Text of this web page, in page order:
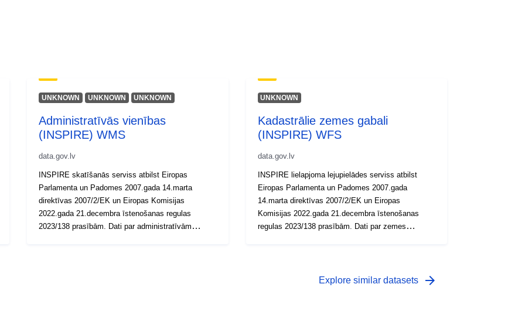
UNKNOWN UNKNOWN UNKNOWN
Administratīvās vienības
(INSPIRE) WMS
data.gov.lv
INSPIRE skatīšanās serviss atbilst Eiropas
Parlamenta un Padomes 2007.gada 14.marta
direktīvas 2007/2/EK un Eiropas Komisijas
2022.gada 21.decembra īstenošanas regulas
2023/138 prasībām. Dati par administratīvām
UNKNOWN
Kadastrālie zemes gabali
(INSPIRE) WFS
data.gov.lv
INSPIRE lielapjoma lejupielādes serviss atbilst
Eiropas Parlamenta un Padomes 2007.gada
14.marta direktīvas 2007/2/EK un Eiropas
Komisijas 2022.gada 21.decembra īstenošanas
regulas 2023/138 prasībām. Dati par zemes
Explore similar datasets arrow_forward